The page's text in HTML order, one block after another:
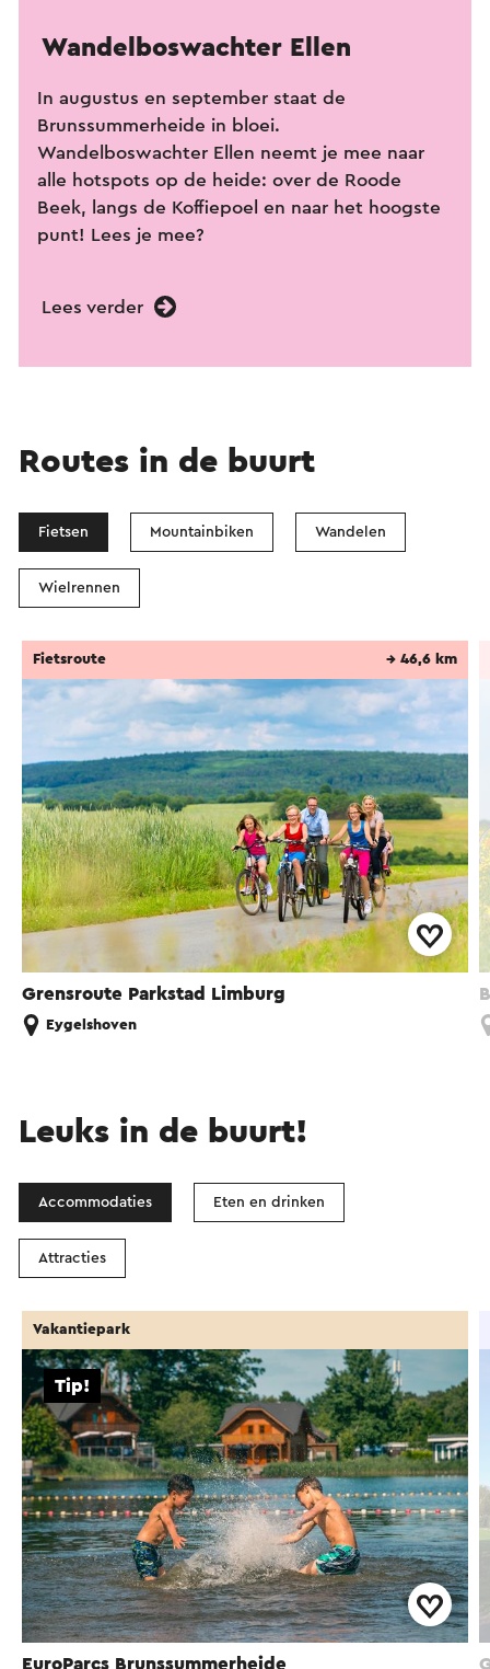
Wandelboswachter Ellen
In augustus en september staat de
Brunssummerheide in bloei.
Wandelboswachter Ellen neemt je mee naar
alle hotspots op de heide: over de Roode
Beek, langs de Koffiepoel en naar het hoogste
punt! Lees je mee?
Lees verder
Routes in de buurt
Fietsen Mountainbiken Wandelen
Wielrennen
Grensroute Parkstad Limburg
Fietsroute → 46,6 km
Eygelshoven
Leuks in de buurt!
Accommodaties Eten en drinken
Attracties
EuroParcs Brunssummerheide
Tip!
Vakantiepark